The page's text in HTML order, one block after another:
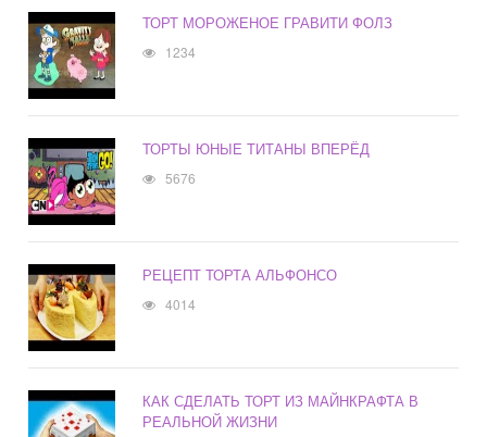
ТОРТ МОРОЖЕНОЕ ГРАВИТИ ФОЛЗ
1234
ТОРТЫ ЮНЫЕ ТИТАНЫ ВПЕРЁД
5676
РЕЦЕПТ ТОРТА АЛЬФОНСО
4014
КАК СДЕЛАТЬ ТОРТ ИЗ МАЙНКРАФТА В
РЕАЛЬНОЙ ЖИЗНИ